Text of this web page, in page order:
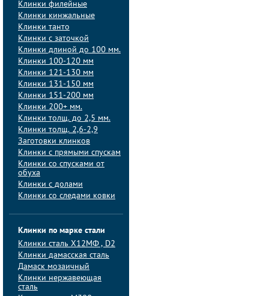
Клинки филейные
Клинки кинжальные
Клинки танто
Клинки с заточкой
Клинки длиной до 100 мм.
Клинки 100-120 мм
Клинки 121-130 мм
Клинки 131-150 мм
Клинки 151-200 мм
Клинки 200+ мм.
Клинки толщ. до 2,5 мм.
Клинки толщ. 2,6-2,9
Заготовки клинков
Клинки с прямыми спускам
Клинки со спусками от
обуха
Клинки с долами
Клинки со следами ковки
Клинки по марке стали
Клинки сталь Х12МФ , D2
Клинки дамасская сталь
Дамаск мозаичный
Клинки нержавеющая
сталь